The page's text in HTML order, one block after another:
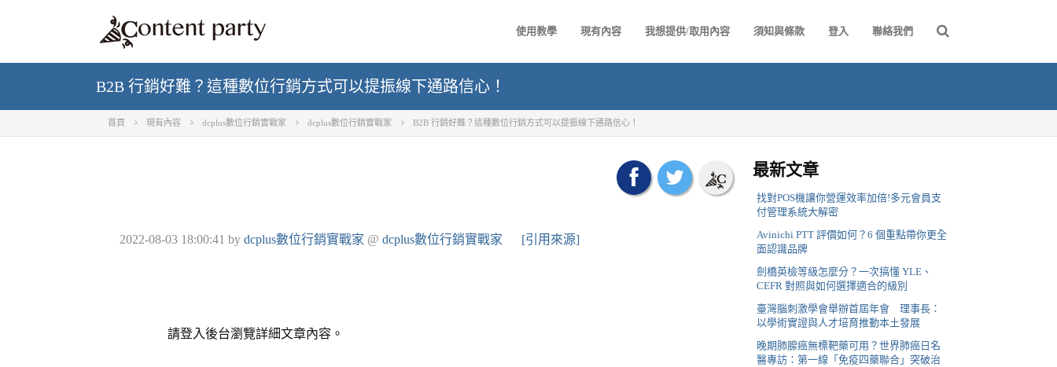
使用教學 現有內容 我想提供/取用內容 須知與條款 登入 聯絡我們
B2B 行銷好難？這種數位行銷方式可以提振線下通路信心！
首頁 現有內容 dcplus數位行銷實戰家 dcplus數位行銷實戰家 B2B 行銷好難？這種數位行銷方式可以提振線下通路信心！
2022-08-03 18:00:41 by dcplus數位行銷實戰家 @ dcplus數位行銷實戰家 [引用來源]
請登入後台瀏覽詳細文章內容。
最新文章
找對POS機讓你營運效率加倍!多元會員支
付管理系統大解密
Avinichi PTT 評價如何？6 個重點帶你更全
面認識品牌
劍橋英檢等級怎麼分？一次搞懂 YLE、
CEFR 對照與如何選擇適合的級別
臺灣腦刺激學會舉辦首屆年會 理事長：
以學術實證與人才培育推動本土發展
晚期肺腺癌無標靶藥可用？世界肺癌日名
醫專訪：第一線「免疫四藥聯合」突破治